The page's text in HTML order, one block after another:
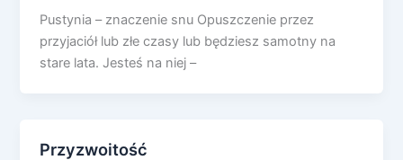
Pustynia – znaczenie snu Opuszczenie przez
przyjaciół lub złe czasy lub będziesz samotny na
stare lata. Jesteś na niej –
Przyzwoitość